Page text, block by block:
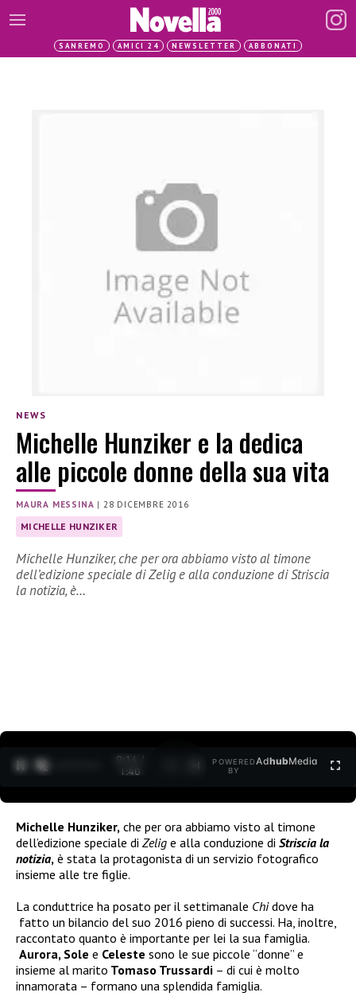
SANREMO AMICI 24 NEWSLETTER ABBONATI
NEWS
Michelle Hunziker e la dedica
alle piccole donne della sua vita
MAURA MESSINA | 28 DICEMBRE 2016
MICHELLE HUNZIKER
Michelle Hunziker, che per ora abbiamo visto al timone
dell’edizione speciale di Zelig e alla conduzione di Striscia
la notizia, è…
0:15 /
1:40
POWERED
BY
AdhubMedia
Michelle Hunziker, che per ora abbiamo visto al timone
dell’edizione speciale di Zelig e alla conduzione di Striscia la
notizia, è stata la protagonista di un servizio fotografico
insieme alle tre figlie.
La conduttrice ha posato per il settimanale Chidove ha
fatto un bilancio del suo 2016 pieno di successi. Ha, inoltre,
raccontato quanto è importante per lei la sua famiglia.
Aurora, Sole e Celeste sono le sue piccole “donne” e
insieme al marito Tomaso Trussardi – di cui è molto
innamorata – formano una splendida famiglia.